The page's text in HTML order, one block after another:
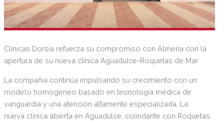
Clínicas Dorsia refuerza su compromiso con Almería con la
apertura de su nueva clínica Aguadulce-Roquetas de Mar
La compañía continúa impulsando su crecimiento con un
modelo homogéneo basado en tecnología médica de
vanguardia y una atención altamente especializada. La
nueva clínica abierta en Aguadulce, colindante con Roquetas